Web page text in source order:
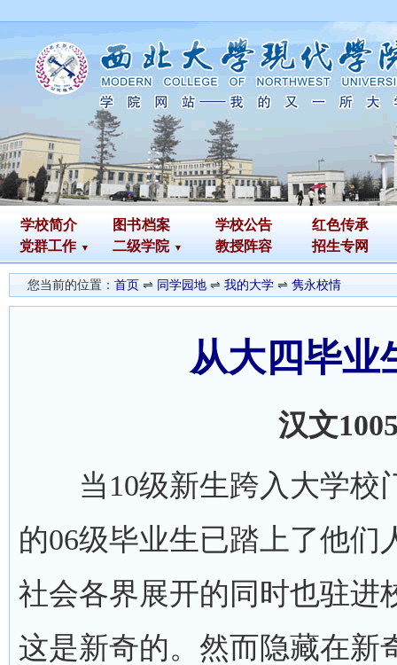
学校简介 图书档案 学校公告
红色传承
党群工作
二级学院 教授阵容 招生专网
您当前的位置： 首页 ⇌ 同学园地 ⇌ 我的大学 ⇌ 隽永校情
从大四毕业
汉文
当10级新生跨入大学校
的06级毕业生已踏上了他
社会各界展开的同时也驻进
这是新奇的。然而隐藏在新